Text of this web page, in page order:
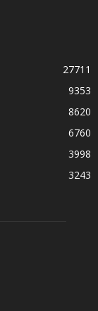
27711
9353
8620
6760
3998
3243